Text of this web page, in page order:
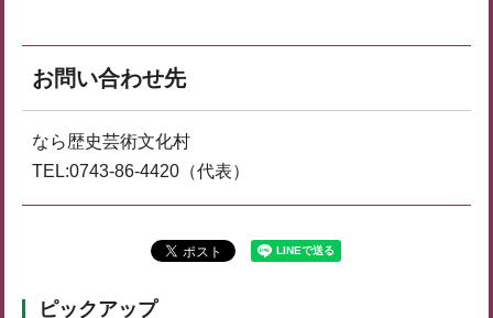
お問い合わせ先
なら歴史芸術文化村
TEL:0743-86-4420（代表）
ピックアップ